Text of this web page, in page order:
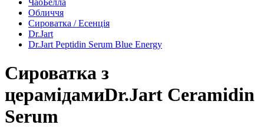
ЧаоБелла
Обличчя
Сироватка / Есенція
Dr.Jart
Dr.Jart Peptidin Serum Blue Energy
Сироватка з
церамідамиDr.Jart Ceramidin
Serum